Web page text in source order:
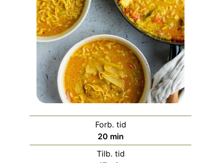
Forb. tid
20minutter
min
Tilb. tid